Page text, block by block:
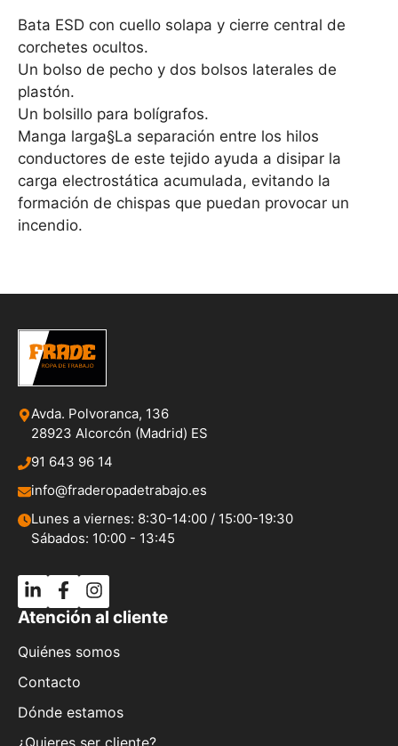
Bata ESD con cuello solapa y cierre central de
corchetes ocultos.
Un bolso de pecho y dos bolsos laterales de
plastón.
Un bolsillo para bolígrafos.
Manga larga§La separación entre los hilos
conductores de este tejido ayuda a disipar la
carga electrostática acumulada, evitando la
formación de chispas que puedan provocar un
incendio.
Avda. Polvoranca, 136
28923 Alcorcón (Madrid) ES
91 643 96 14
info@fraderopadetrabajo.es
Lunes a viernes: 8:30-14:00 / 15:00-19:30
Sábados: 10:00 - 13:45
Atención al cliente
Quiénes somos
Contacto
Dónde estamos